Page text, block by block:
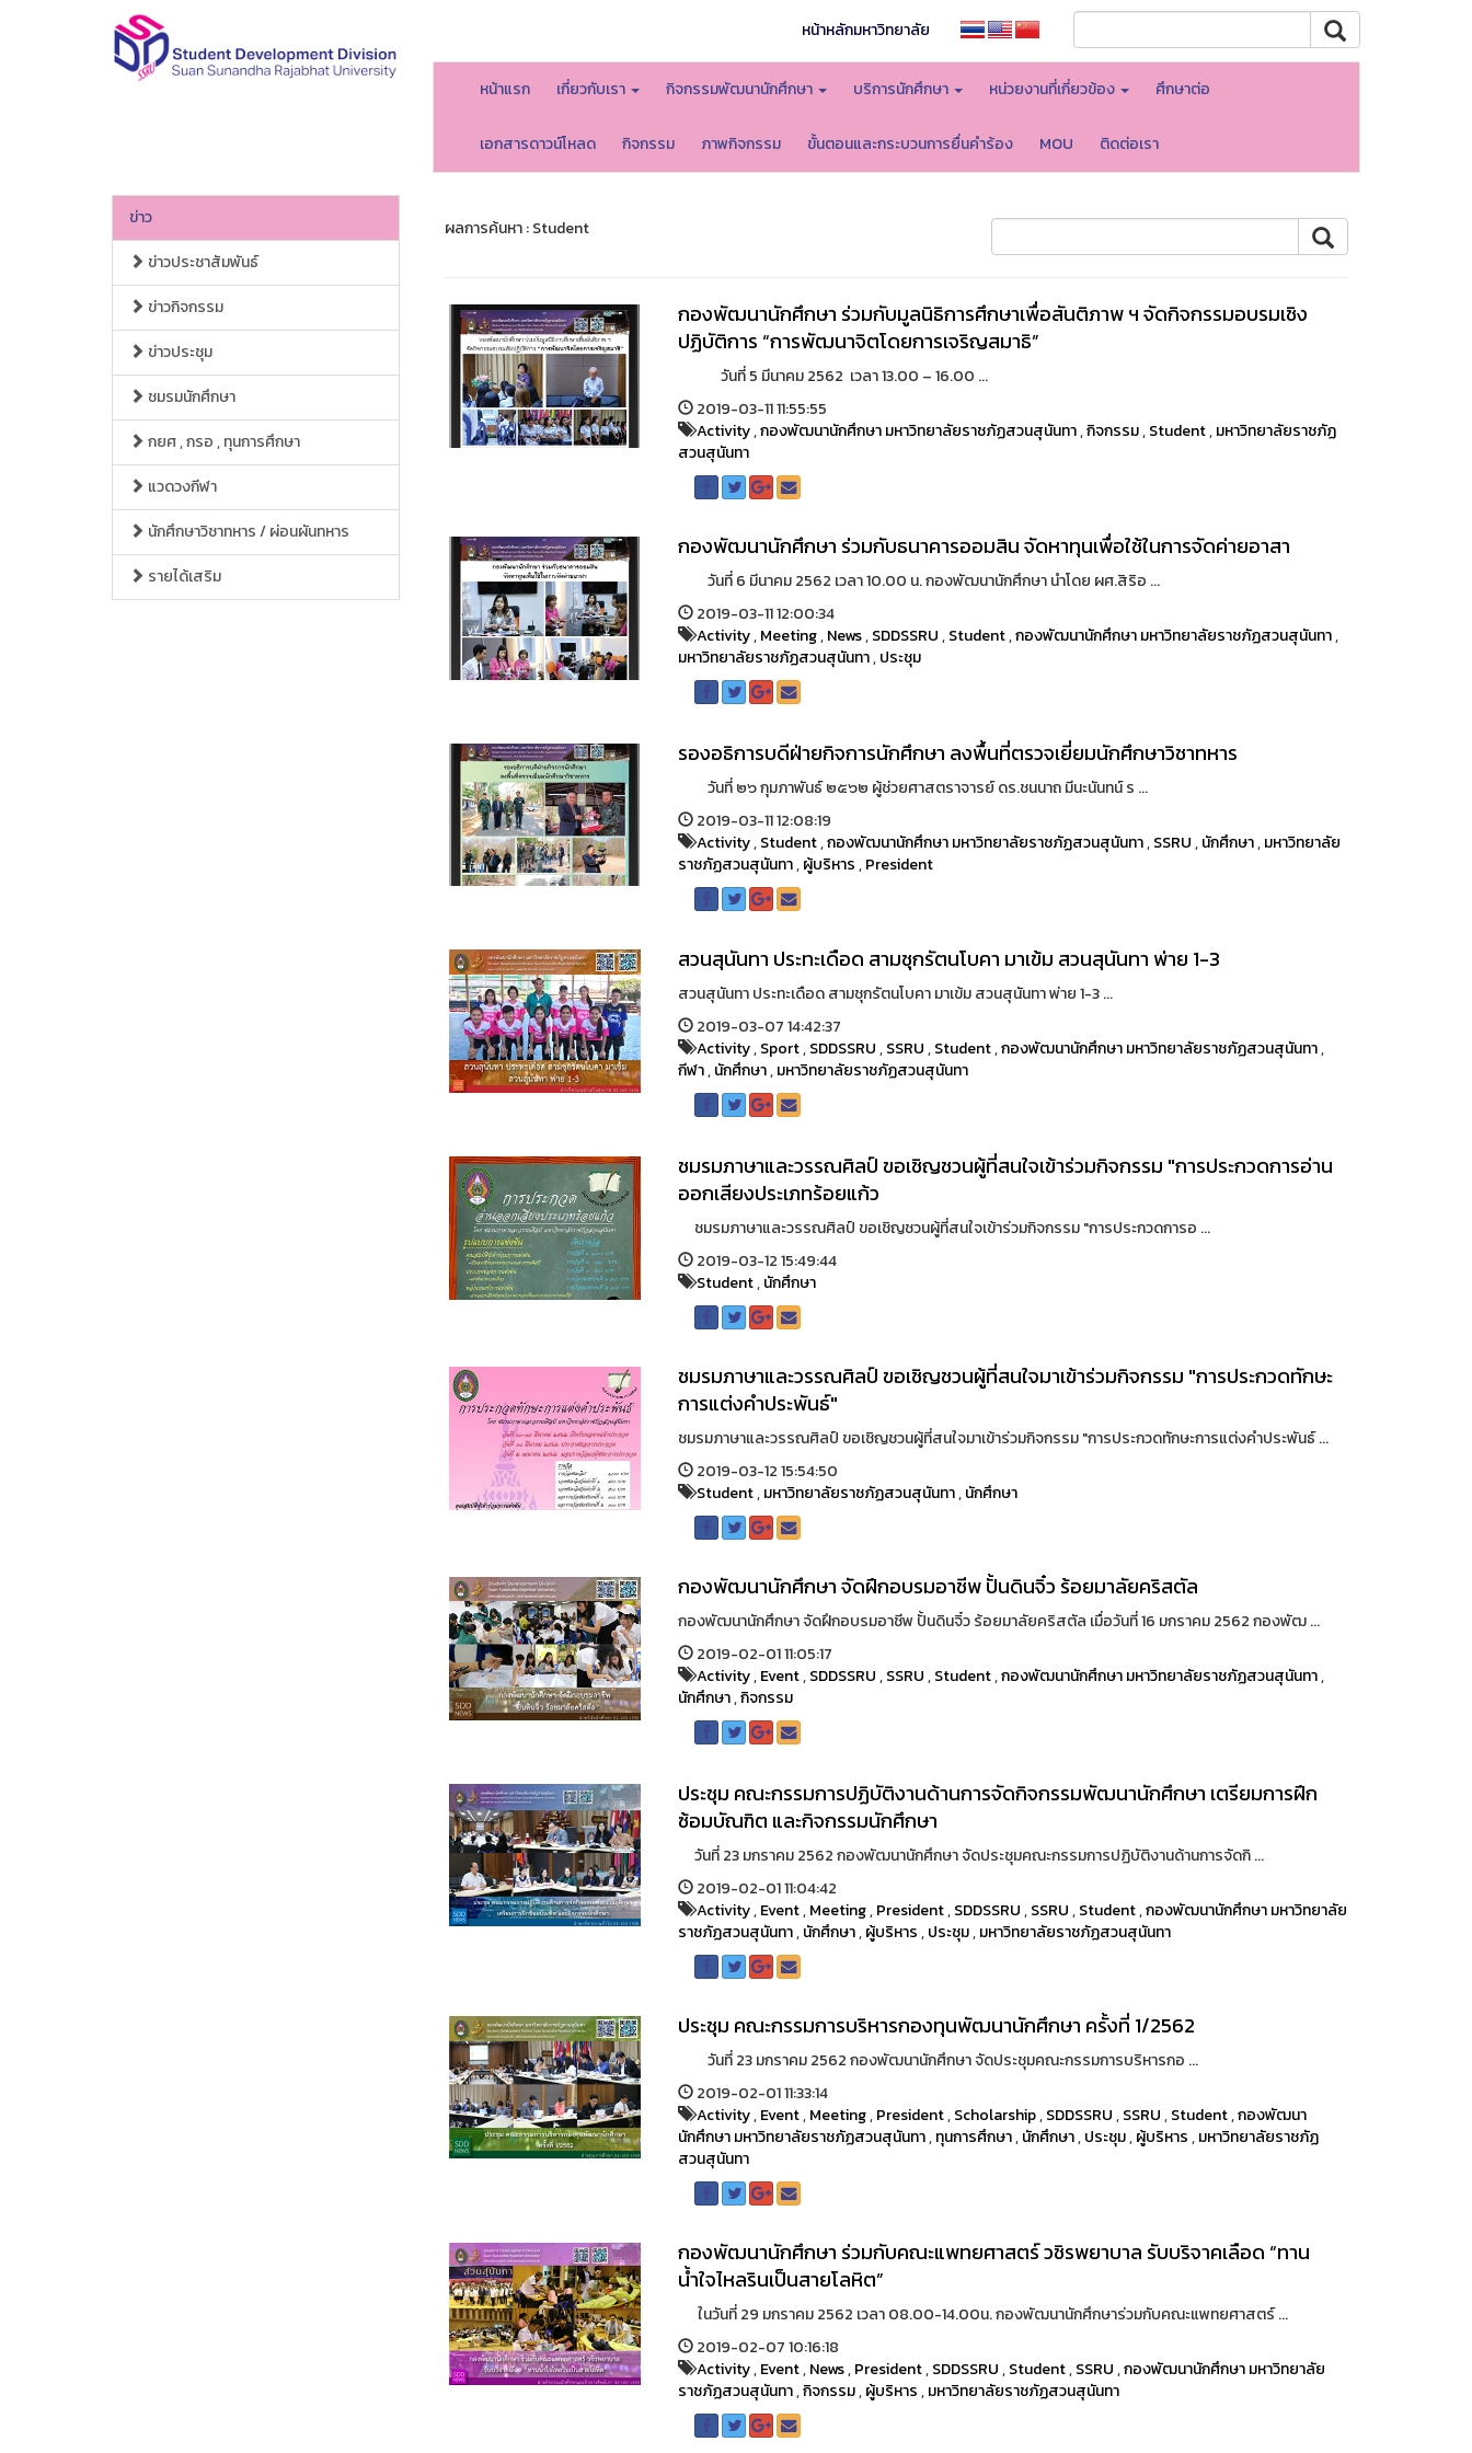
หน้าหลักมหาวิทยาลัย
หน้าแรก เกี่ยวกับเรา กิจกรรมพัฒนานักศึกษา บริการนักศึกษา หน่วยงานที่เกี่ยวข้อง ศึกษาต่อ
เอกสารดาวน์โหลด กิจกรรม ภาพกิจกรรม ขั้นตอนและกระบวนการยื่นคำร้อง MOU ติดต่อเรา
ข่าว
ข่าวประชาสัมพันธ์
ข่าวกิจกรรม
ข่าวประชุม
ชมรมนักศึกษา
กยศ , กรอ , ทุนการศึกษา
แวดวงกีฬา
นักศึกษาวิชาทหาร / ผ่อนผันทหาร
รายได้เสริม
ผลการค้นหา : Student
กองพัฒนานักศึกษา ร่วมกับมูลนิธิการศึกษาเพื่อสันติภาพ ฯ จัดกิจกรรมอบรมเชิง
ปฏิบัติการ “การพัฒนาจิตโดยการเจริญสมาธิ”
วันที่ 5 มีนาคม 2562 เวลา 13.00 – 16.00 ...
2019-03-11 11:55:55
Activity,กองพัฒนานักศึกษา มหาวิทยาลัยราชภัฏสวนสุนันทา,กิจกรรม,Student,มหาวิทยาลัยราชภัฏ
สวนสุนันทา
กองพัฒนานักศึกษา ร่วมกับธนาคารออมสิน จัดหาทุนเพื่อใช้ในการจัดค่ายอาสา
วันที่ 6 มีนาคม 2562 เวลา 10.00 น. กองพัฒนานักศึกษา นำโดย ผศ.สิริอ ...
2019-03-11 12:00:34
Activity,Meeting,News,SDDSSRU,Student,กองพัฒนานักศึกษา มหาวิทยาลัยราชภัฏสวนสุนันทา,
มหาวิทยาลัยราชภัฏสวนสุนันทา,ประชุม
รองอธิการบดีฝ่ายกิจการนักศึกษา ลงพื้นที่ตรวจเยี่ยมนักศึกษาวิชาทหาร
วันที่ ๒๖ กุมภาพันธ์ ๒๕๖๒ ผู้ช่วยศาสตราจารย์ ดร.ชนนาถ มีนะนันทน์ ร ...
2019-03-11 12:08:19
Activity,Student,กองพัฒนานักศึกษา มหาวิทยาลัยราชภัฏสวนสุนันทา,SSRU,นักศึกษา,มหาวิทยาลัย
ราชภัฏสวนสุนันทา,ผู้บริหาร,President
สวนสุนันทา ประทะเดือด สามชุกรัตนโบคา มาเข้ม สวนสุนันทา พ่าย 1-3
สวนสุนันทา ประทะเดือด สามชุกรัตนโบคา มาเข้ม สวนสุนันทา พ่าย 1-3 ...
2019-03-07 14:42:37
Activity,Sport,SDDSSRU,SSRU,Student,กองพัฒนานักศึกษา มหาวิทยาลัยราชภัฏสวนสุนันทา,
กีฬา,นักศึกษา,มหาวิทยาลัยราชภัฏสวนสุนันทา
ชมรมภาษาและวรรณศิลป์ ขอเชิญชวนผู้ที่สนใจเข้าร่วมกิจกรรม "การประกวดการอ่าน
ออกเสียงประเภทร้อยแก้ว
ชมรมภาษาและวรรณศิลป์ ขอเชิญชวนผู้ที่สนใจเข้าร่วมกิจกรรม "การประกวดการอ ...
2019-03-12 15:49:44
Student,นักศึกษา
ชมรมภาษาและวรรณศิลป์ ขอเชิญชวนผู้ที่สนใจมาเข้าร่วมกิจกรรม "การประกวดทักษะ
การแต่งคำประพันธ์"
ชมรมภาษาและวรรณศิลป์ ขอเชิญชวนผู้ที่สนใจมาเข้าร่วมกิจกรรม "การประกวดทักษะการแต่งคำประพันธ์ ...
2019-03-12 15:54:50
Student,มหาวิทยาลัยราชภัฏสวนสุนันทา,นักศึกษา
กองพัฒนานักศึกษา จัดฝึกอบรมอาชีพ ปั้นดินจิ๋ว ร้อยมาลัยคริสตัล
กองพัฒนานักศึกษา จัดฝึกอบรมอาชีพ ปั้นดินจิ๋ว ร้อยมาลัยคริสตัล เมื่อวันที่ 16 มกราคม 2562 กองพัฒ ...
2019-02-01 11:05:17
Activity,Event,SDDSSRU,SSRU,Student,กองพัฒนานักศึกษา มหาวิทยาลัยราชภัฏสวนสุนันทา,
นักศึกษา,กิจกรรม
ประชุม คณะกรรมการปฏิบัติงานด้านการจัดกิจกรรมพัฒนานักศึกษา เตรียมการฝึก
ซ้อมบัณฑิต และกิจกรรมนักศึกษา
วันที่ 23 มกราคม 2562 กองพัฒนานักศึกษา จัดประชุมคณะกรรมการปฏิบัติงานด้านการจัดกิ ...
2019-02-01 11:04:42
Activity,Event,Meeting,President,SDDSSRU,SSRU,Student,กองพัฒนานักศึกษา มหาวิทยาลัย
ราชภัฏสวนสุนันทา,นักศึกษา,ผู้บริหาร,ประชุม,มหาวิทยาลัยราชภัฏสวนสุนันทา
ประชุม คณะกรรมการบริหารกองทุนพัฒนานักศึกษา ครั้งที่ 1/2562
วันที่ 23 มกราคม 2562 กองพัฒนานักศึกษา จัดประชุมคณะกรรมการบริหารกอ ...
2019-02-01 11:33:14
Activity,Event,Meeting,President,Scholarship,SDDSSRU,SSRU,Student,กองพัฒนา
นักศึกษา มหาวิทยาลัยราชภัฏสวนสุนันทา,ทุนการศึกษา,นักศึกษา,ประชุม,ผู้บริหาร,มหาวิทยาลัยราชภัฏ
สวนสุนันทา
กองพัฒนานักศึกษา ร่วมกับคณะแพทยศาสตร์ วชิรพยาบาล รับบริจาคเลือด “ทาน
น้ำใจไหลรินเป็นสายโลหิต”
ในวันที่ 29 มกราคม 2562 เวลา 08.00-14.00น. กองพัฒนานักศึกษาร่วมกับคณะแพทยศาสตร์ ...
2019-02-07 10:16:18
Activity,Event,News,President,SDDSSRU,Student,SSRU,กองพัฒนานักศึกษา มหาวิทยาลัย
ราชภัฏสวนสุนันทา,กิจกรรม,ผู้บริหาร,มหาวิทยาลัยราชภัฏสวนสุนันทา